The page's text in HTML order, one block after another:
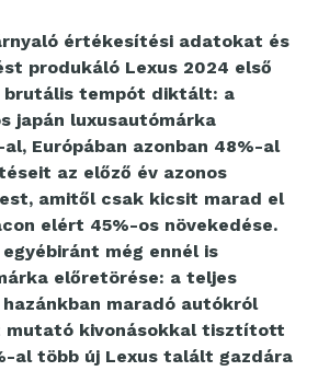
értékesítési adatokat és
produkáló Lexus 2024 első
brutális tempót diktált: a
japán luxusautómárka
Európában azonban 48%-al
az előző év azonos
amitől csak kicsit marad el
elért 45%-os növekedése.
még ennél is
előretörése: a teljes
maradó autókról
mutató kivonásokkal tisztított
al több új Lexus talált gazdára